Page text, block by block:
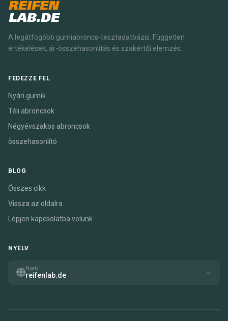
REIFEN
LAB.DE
A legátfogóbb gumiabroncs-tesztadatbázis. Független
értékelések, ár-összehasonlítás és szakértői elemzés.
FEDEZZE FEL
Nyári gumik
Téli abroncsok
Négyévszakos abroncsok
összehasonlító
BLOG
Összes cikk
Vissza az oldalra
Lépjen kapcsolatba velünk
NYELV
Nyelv
reifenlab.de